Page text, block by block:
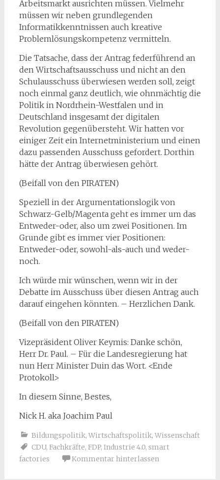
Arbeitsmarkt ausrichten müssen. Vielmehr
müssen wir neben grundlegenden
Informatikkenntnissen auch kreative
Problemlösungskompetenz vermitteln.
Die Tatsache, dass der Antrag federführend an
den Wirtschaftsausschuss und nicht an den
Schulausschuss überwiesen werden soll, zeigt
noch einmal ganz deutlich, wie ohnmächtig die
Politik in Nordrhein-Westfalen und in
Deutschland insgesamt der digitalen
Revolution gegenübersteht. Wir hatten vor
einiger Zeit ein Internetministerium und einen
dazu passenden Ausschuss gefordert. Dorthin
hätte der Antrag überwiesen gehört.
(Beifall von den PIRATEN)
Speziell in der Argumentationslogik von
Schwarz-Gelb/Magenta geht es immer um das
Entweder-oder, also um zwei Positionen. Im
Grunde gibt es immer vier Positionen:
Entweder-oder, sowohl-als-auch und weder-
noch.
Ich würde mir wünschen, wenn wir in der
Debatte im Ausschuss über diesen Antrag auch
darauf eingehen könnten. – Herzlichen Dank.
(Beifall von den PIRATEN)
Vizepräsident Oliver Keymis: Danke schön,
Herr Dr. Paul. – Für die Landesregierung hat
nun Herr Minister Duin das Wort. <Ende
Protokoll>
In diesem Sinne, Bestes,
Nick H. aka Joachim Paul
Bildungspolitik, Wirtschaftspolitik, Wissenschaft
CDU, Fachkräfte, FDP, Industrie 4.0, smart
factories
Kommentar hinterlassen